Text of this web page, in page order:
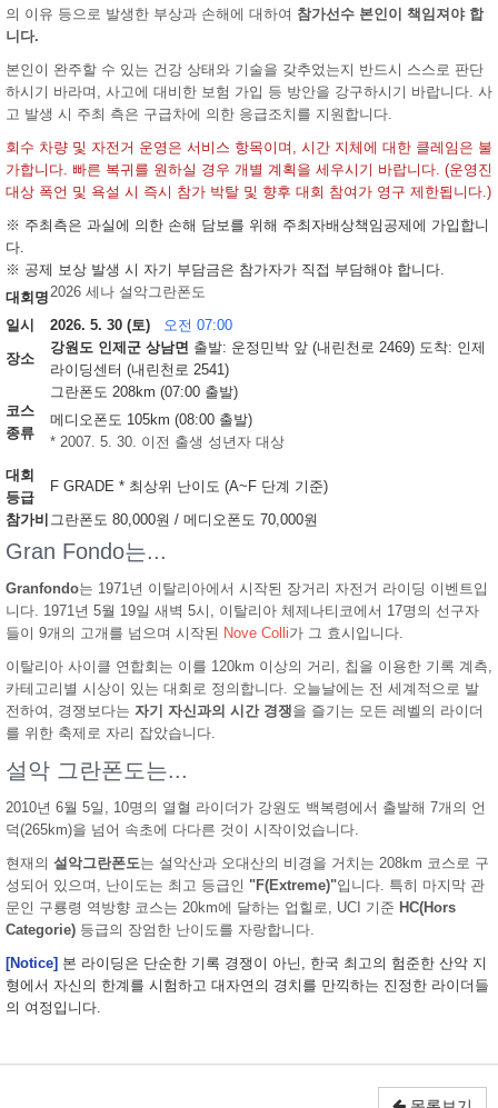
의 이유 등으로 발생한 부상과 손해에 대하여 참가선수 본인이 책임져야 합
니다.
본인이 완주할 수 있는 건강 상태와 기술을 갖추었는지 반드시 스스로 판단
하시기 바라며, 사고에 대비한 보험 가입 등 방안을 강구하시기 바랍니다. 사
고 발생 시 주최 측은 구급차에 의한 응급조치를 지원합니다.
회수 차량 및 자전거 운영은 서비스 항목이며, 시간 지체에 대한 클레임은 불
가합니다. 빠른 복귀를 원하실 경우 개별 계획을 세우시기 바랍니다. (운영진
대상 폭언 및 욕설 시 즉시 참가 박탈 및 향후 대회 참여가 영구 제한됩니다.)
※ 주최측은 과실에 의한 손해 담보를 위해 주최자배상책임공제에 가입합니
다.
※ 공제 보상 발생 시 자기 부담금은 참가자가 직접 부담해야 합니다.
대회명 2026 세나 설악그란폰도
일시
2026. 5. 30 (토)
오전 07:00
장소
강원도 인제군 상남면 출발: 운정민박 앞 (내린천로 2469) 도착: 인제
라이딩센터 (내린천로 2541)
코스
종류
그란폰도 208km (07:00 출발)
메디오폰도 105km (08:00 출발)
* 2007. 5. 30. 이전 출생 성년자 대상
대회
등급
F GRADE * 최상위 난이도 (A~F 단계 기준)
참가비 그란폰도 80,000원 / 메디오폰도 70,000원
Gran Fondo는...
Granfondo는 1971년 이탈리아에서 시작된 장거리 자전거 라이딩 이벤트입
니다. 1971년 5월 19일 새벽 5시, 이탈리아 체제나티코에서 17명의 선구자
들이 9개의 고개를 넘으며 시작된 Nove Colli가 그 효시입니다.
이탈리아 사이클 연합회는 이를 120km 이상의 거리, 칩을 이용한 기록 계측,
카테고리별 시상이 있는 대회로 정의합니다. 오늘날에는 전 세계적으로 발
전하여, 경쟁보다는 자기 자신과의 시간 경쟁을 즐기는 모든 레벨의 라이더
를 위한 축제로 자리 잡았습니다.
설악 그란폰도는...
2010년 6월 5일, 10명의 열혈 라이더가 강원도 백복령에서 출발해 7개의 언
덕(265km)을 넘어 속초에 다다른 것이 시작이었습니다.
현재의 설악그란폰도는 설악산과 오대산의 비경을 거치는 208km 코스로 구
성되어 있으며, 난이도는 최고 등급인 "F(Extreme)"입니다. 특히 마지막 관
문인 구룡령 역방향 코스는 20km에 달하는 업힐로, UCI 기준 HC(Hors
Categorie) 등급의 장엄한 난이도를 자랑합니다.
[Notice] 본 라이딩은 단순한 기록 경쟁이 아닌, 한국 최고의 험준한 산악 지
형에서 자신의 한계를 시험하고 대자연의 경치를 만끽하는 진정한 라이더들
의 여정입니다.